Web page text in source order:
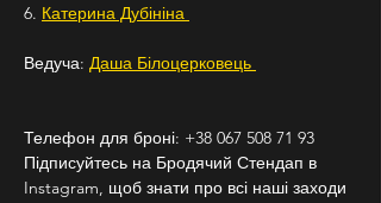
6. Катерина Дубініна
Ведуча: Даша Білоцерковець
Телефон для броні: +38 067 508 71 93
Підписуйтесь на Бродячий Стендап в
Instagram, щоб знати про всі наші заходи